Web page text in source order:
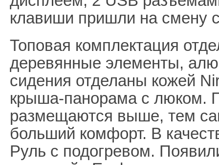
клавиши пришли на смену
Топовая комплектация
деревянные элементы,
сидения отделаны кожей
крыша-панорама с люком.
размещаются выше, тем
больший комфорт. В
Руль с подогревом.